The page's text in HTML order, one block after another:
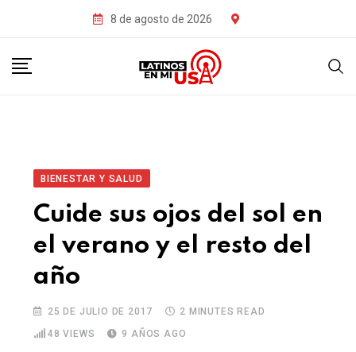
8 de agosto de 2026
BIENESTAR Y SALUD
Cuide sus ojos del sol en
el verano y el resto del
año
25 DE JULIO DE 2017
2 MINUTES READ
48 VIEWS 9 AÑOS AGO